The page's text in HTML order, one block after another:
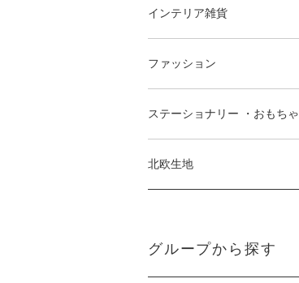
インテリア雑貨
ファッション
ステーショナリー ・おもちゃ
北欧生地
グループから探す